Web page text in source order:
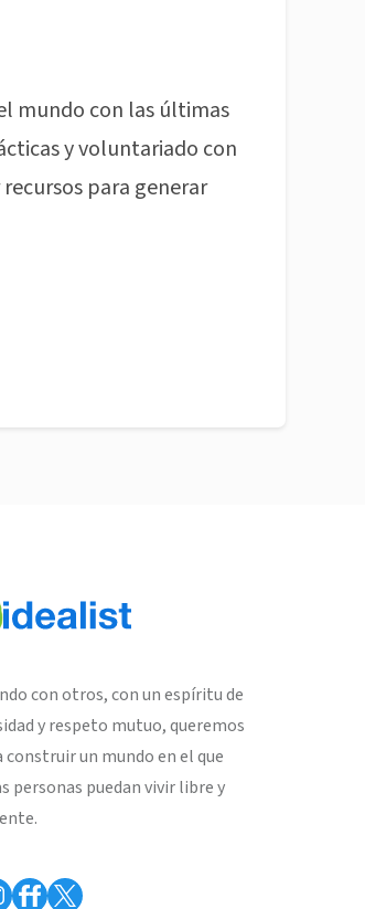
mundo con las últimas
y voluntariado con
para generar
con otros, con un espíritu de
y respeto mutuo, queremos
construir un mundo en el que
personas puedan vivir libre y